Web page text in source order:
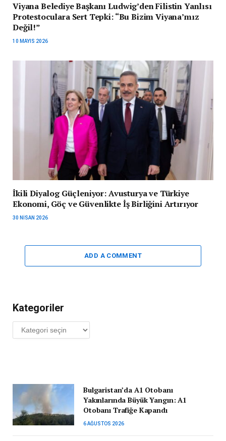
Viyana Belediye Başkanı Ludwig’den Filistin Yanlısı
Protestoculara Sert Tepki: “Bu Bizim Viyana’mız
Değil!”
10 MAYIS 2026
İkili Diyalog Güçleniyor: Avusturya ve Türkiye
Ekonomi, Göç ve Güvenlikte İş Birliğini Artırıyor
30 NISAN 2026
ADD A COMMENT
Kategoriler
Kategoriler
Bulgaristan’da A1 Otobanı
Yakınlarında Büyük Yangın: A1
Otobanı Trafiğe Kapandı
6 AĞUSTOS 2026